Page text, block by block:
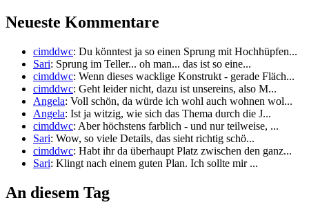
Neueste Kommentare
cimddwc: Du könntest ja so einen Sprung mit Hochhüpfen...
Sari: Sprung im Teller... oh man... das ist so eine...
cimddwc: Wenn dieses wacklige Konstrukt - gerade Fläch...
cimddwc: Geht leider nicht, dazu ist unsereins, also M...
Angela: Voll schön, da würde ich wohl auch wohnen wol...
Angela: Ist ja witzig, wie sich das Thema durch die J...
cimddwc: Aber höchstens farblich - und nur teilweise, ...
Sari: Wow, so viele Details, das sieht richtig schö...
cimddwc: Habt ihr da überhaupt Platz zwischen den ganz...
Sari: Klingt nach einem guten Plan. Ich sollte mir ...
An diesem Tag